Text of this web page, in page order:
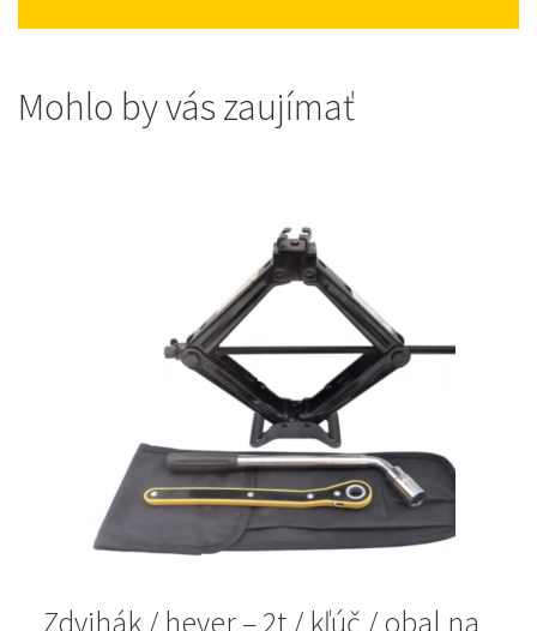
Mohlo by vás zaujímať
Zdvihák / hever – 2t / kľúč / obal na